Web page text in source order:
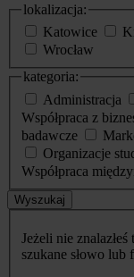
lokalizacja:
Katowice
Wrocław
kategoria:
Administracja
Współpraca z
badawcze
Organizacje
Współpraca
Wyszukaj
Jeżeli nie
szukane słowo lub